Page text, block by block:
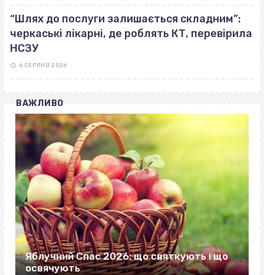
“Шлях до послуги залишається складним”:
черкаські лікарні, де роблять КТ, перевірила
НСЗУ
6 СЕРПНЯ 2026
ВАЖЛИВО
Яблучний Спас 2026: що святкують і що
освячують